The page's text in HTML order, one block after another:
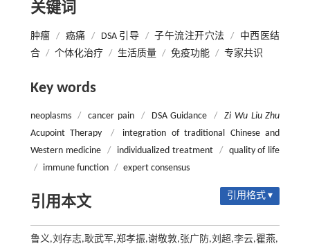
关键词
肿瘤 / 癌痛 / DSA 引导 / 子午流注开穴法 /
中西医结
合 / 个体化治疗 / 生活质量 / 免疫功能 / 专家共识
Key words
neoplasms / cancer pain / DSA Guidance /
Zi Wu Liu Zhu
Acupoint Therapy
/
integration of traditional Chinese and
Western medicine
/ individualized treatment /
quality of life
/
immune function / expert consensus
引用本文 引用格式 ▾
鲁义,刘存志,耿武军,郑孝振,谢敬敦,张广防,刘超,李云,瞿燕,